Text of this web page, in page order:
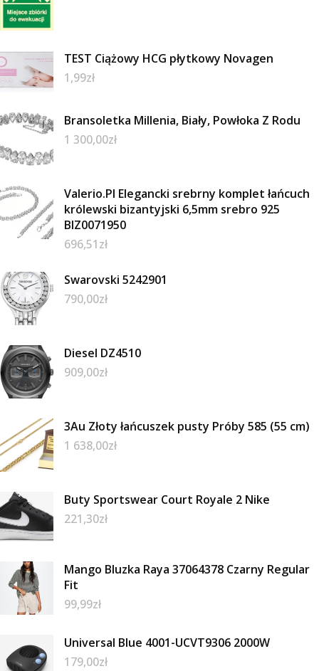
TEST Ciążowy HCG płytkowy Novagen
1,99zł
Bransoletka Millenia, Biały, Powłoka Z Rodu
1 300,00zł
Valerio.Pl Elegancki srebrny komplet łańcuch
królewski bizantyjski 6,5mm srebro 925
BIZ0071950
696,51zł
Swarovski 5242901
790,00zł
Diesel DZ4510
909,00zł
3Au Złoty łańcuszek pusty Próby 585 (55 cm)
1 638,00zł
Buty Sportswear Court Royale 2 Nike
221,30zł
Mango Bluzka Raya 37064378 Czarny Regular
Fit
99,99zł
Universal Blue 4001-UCVT9306 2000W
179,00zł